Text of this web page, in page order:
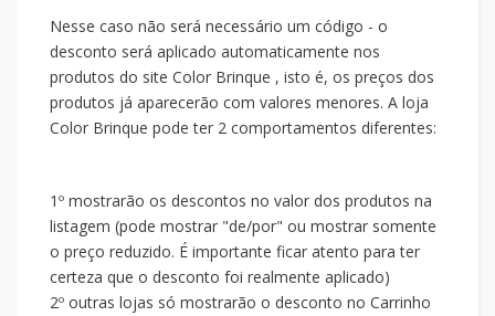
Nesse caso não será necessário um código - o
desconto será aplicado automaticamente nos
produtos do site Color Brinque , isto é, os preços dos
produtos já aparecerão com valores menores. A loja
Color Brinque pode ter 2 comportamentos diferentes:
1º mostrarão os descontos no valor dos produtos na
listagem (pode mostrar "de/por" ou mostrar somente
o preço reduzido. É importante ficar atento para ter
certeza que o desconto foi realmente aplicado)
2º outras lojas só mostrarão o desconto no Carrinho